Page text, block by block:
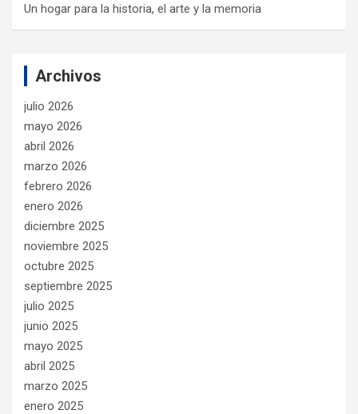
Un hogar para la historia, el arte y la memoria
Archivos
julio 2026
mayo 2026
abril 2026
marzo 2026
febrero 2026
enero 2026
diciembre 2025
noviembre 2025
octubre 2025
septiembre 2025
julio 2025
junio 2025
mayo 2025
abril 2025
marzo 2025
enero 2025